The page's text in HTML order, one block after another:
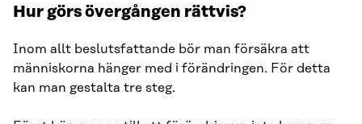
Hur görs övergången rättvis?
Inom allt beslutsfattande bör man försäkra att
människorna hänger med i förändringen. För detta
kan man gestalta tre steg.